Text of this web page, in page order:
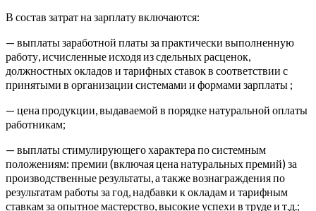
В состав затрат на зарплату включаются:
— выплаты заработной платы за практически выполненную
работу, исчисленные исходя из сдельных расценок,
должностных окладов и тарифных ставок в соответствии с
принятыми в организации системами и формами зарплаты ;
— цена продукции, выдаваемой в порядке натуральной оплаты
работникам;
— выплаты стимулирующего характера по системным
положениям: премии (включая цена натуральных премий) за
производственные результаты, а также вознаграждения по
результатам работы за год, надбавки к окладам и тарифным
ставкам за опытное мастерство, высокие успехи в труде и т.д.;